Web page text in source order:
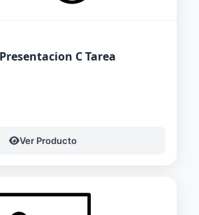
C Tarea
Ver Producto